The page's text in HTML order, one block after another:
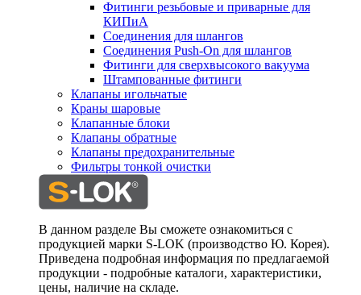
Фитинги резьбовые и приварные для
КИПиА
Соединения для шлангов
Соединения Push-On для шлангов
Фитинги для сверхвысокого вакуума
Штампованные фитинги
Клапаны игольчатые
Краны шаровые
Клапанные блоки
Клапаны обратные
Клапаны предохранительные
Фильтры тонкой очистки
В данном разделе Вы сможете ознакомиться с
продукцией марки S-LOK (производство Ю. Корея).
Приведена подробная информация по предлагаемой
продукции - подробные каталоги, характеристики,
цены, наличие на складе.